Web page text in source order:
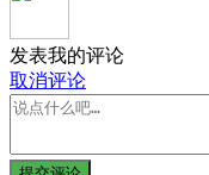
发表我的评论
取消评论